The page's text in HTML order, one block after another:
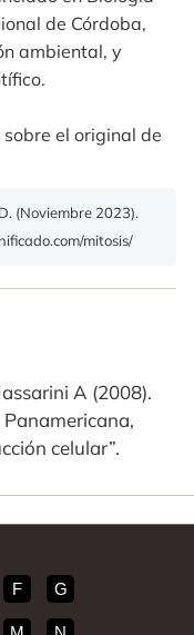
de Córdoba,
ambiental, y
el original de
(Noviembre 2023).
mitosis/
A (2008).
celular”.
F G